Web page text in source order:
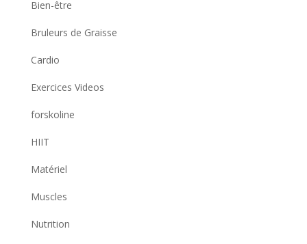
Bien-être
Bruleurs de Graisse
Cardio
Exercices Videos
forskoline
HIIT
Matériel
Muscles
Nutrition